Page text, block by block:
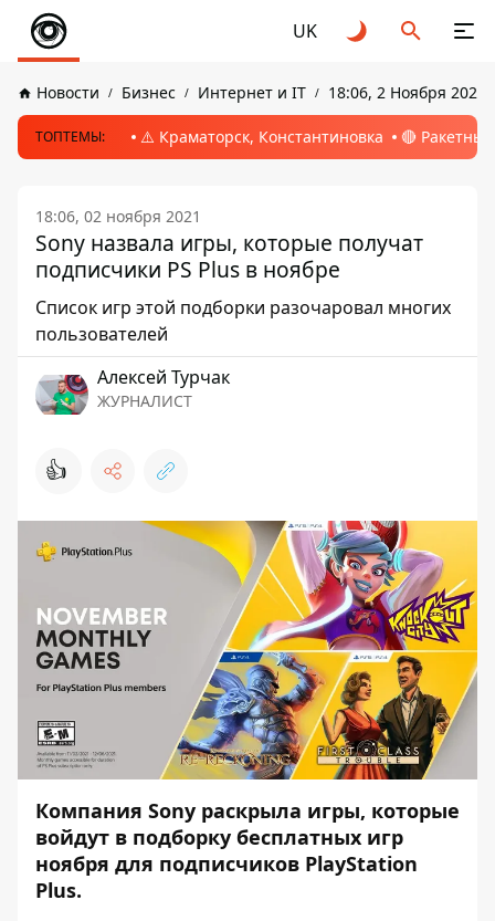
UK
Новости Бизнес Интернет и IT 18:06, 2 Ноября 2021
ТОПТЕМЫ: ⚠️ Краматорск, Константиновка 🔴
18:06, 02 ноября 2021
Sony назвала игры, которые получат
подписчики PS Plus в ноябре
Список игр этой подборки разочаровал многих
пользователей
Алексей Турчак
ЖУРНАЛИСТ
👍
Компания Sony раскрыла игры, которые
войдут в подборку бесплатных игр
ноября для подписчиков PlayStation
Plus.